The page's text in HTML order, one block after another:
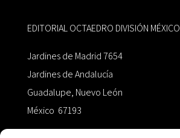
EDITORIAL OCTAEDRO DIVISIÓN MÉXICO
Jardines de Madrid 7654
Jardines de Andalucía
Guadalupe, Nuevo León
México 67193